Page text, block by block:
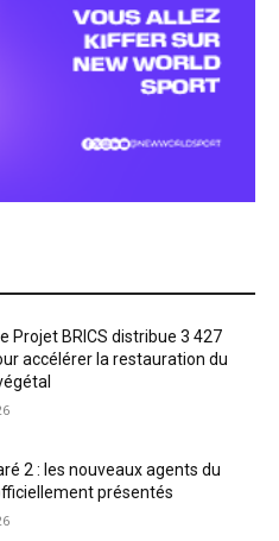
Projet BRICS distribue 3 427
accélérer la restauration du
2 : les nouveaux agents du
présentés